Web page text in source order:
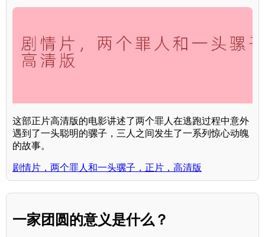
这部正片高清版的电影讲述了两个罪人在逃跑过程中意外
遇到了一头聪明的骡子，三人之间发生了一系列惊心动魄
的故事。
剧情片，两个罪人和一头骡子，正片，高清版
一家团圆的意义是什么？